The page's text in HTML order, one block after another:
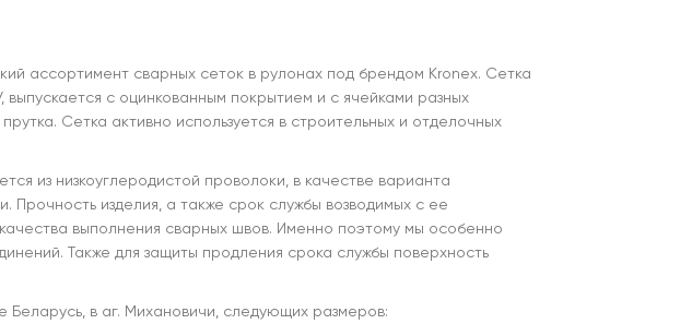
ассортимент сварных сеток в рулонах под брендом Kronex. Сетка
с оцинкованным покрытием и с ячейками разных
Сетка активно используется в строительных и отделочных
из низкоуглеродистой проволоки, в качестве варианта
Прочность изделия, а также срок службы возводимых с ее
выполнения сварных швов. Именно поэтому мы особенно
Также для защиты продления срока службы поверхность
Беларусь, в аг. Михановичи, следующих размеров: